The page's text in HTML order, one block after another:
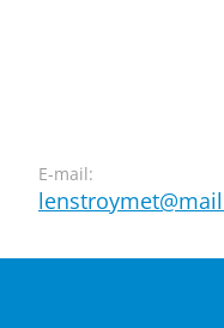
E-mail: